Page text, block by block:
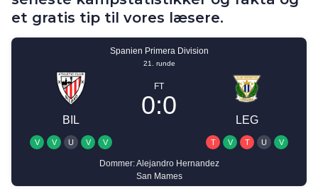
et gratis tip til vores læsere.